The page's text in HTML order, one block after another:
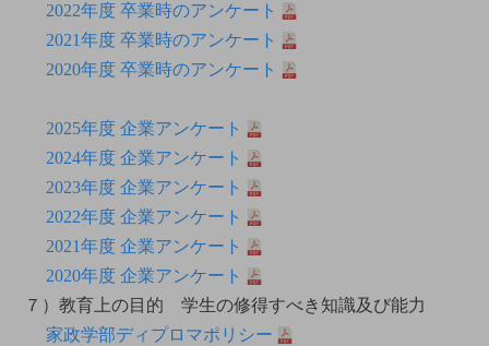
2022年度 卒業時のアンケート
2021年度 卒業時のアンケート
2020年度 卒業時のアンケート
2025年度 企業アンケート
2024年度 企業アンケート
2023年度 企業アンケート
2022年度 企業アンケート
2021年度 企業アンケート
2020年度 企業アンケート
７）教育上の目的 学生の修得すべき知識及び能力
家政学部ディプロマポリシー